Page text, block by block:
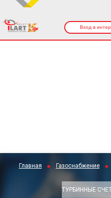
Вход в
Главная Газоснабжение
ТУРБИННЫЕ